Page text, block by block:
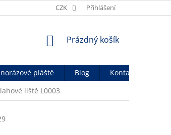
OCHRANA OSOB. ÚDAJŮ
CZK Přihlášení
NÁKUPNÍ
Prázdný košík
pláště Blog
Kontakty
liště L0003